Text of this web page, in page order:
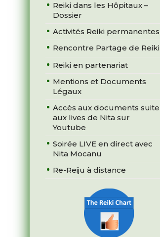
Reiki dans les Hôpitaux –
Dossier
Activités Reiki permanentes
Rencontre Partage de Reiki
Reiki en partenariat
Mentions et Documents
Légaux
Accès aux documents suite
aux lives de Nita sur
Youtube
Soirée LIVE en direct avec
Nita Mocanu
Re-Reiju à distance